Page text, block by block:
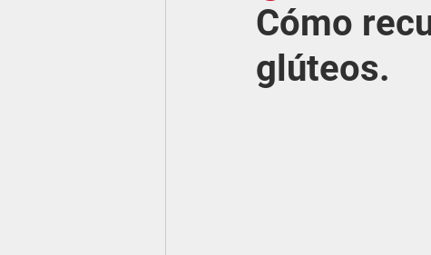
Cómo
glúteos.